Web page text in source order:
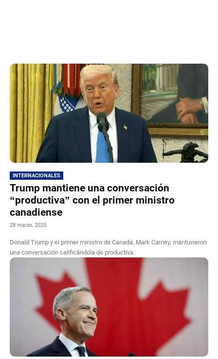
INTERNACIONALES
Trump mantiene una conversación
“productiva” con el primer ministro
canadiense
28 marzo, 2025
Donald Trump y el primer ministro de Canadá, Mark Carney, mantuvieron
una conversación calificándola de productiva.